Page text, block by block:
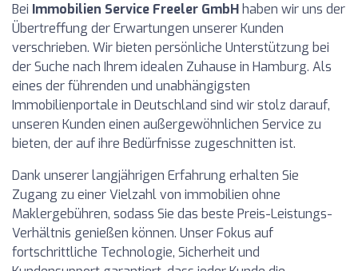
Bei Immobilien Service Freeler GmbH haben wir uns der
Übertreffung der Erwartungen unserer Kunden
verschrieben. Wir bieten persönliche Unterstützung bei
der Suche nach Ihrem idealen Zuhause in Hamburg. Als
eines der führenden und unabhängigsten
Immobilienportale in Deutschland sind wir stolz darauf,
unseren Kunden einen außergewöhnlichen Service zu
bieten, der auf ihre Bedürfnisse zugeschnitten ist.
Dank unserer langjährigen Erfahrung erhalten Sie
Zugang zu einer Vielzahl von immobilien ohne
Maklergebühren, sodass Sie das beste Preis-Leistungs-
Verhältnis genießen können. Unser Fokus auf
fortschrittliche Technologie, Sicherheit und